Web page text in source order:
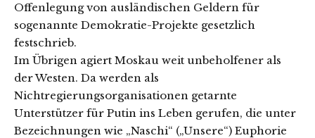
Offenlegung von ausländischen Geldern für
sogenannte Demokratie-Projekte gesetzlich
festschrieb.
Im Übrigen agiert Moskau weit unbeholfener als
der Westen. Da werden als
Nichtregierungsorganisationen getarnte
Unterstützer für Putin ins Leben gerufen, die unter
Bezeichnungen wie „Naschi“ („Unsere“) Euphorie